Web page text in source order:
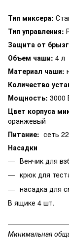
Тип миксера:
Тип управления:
Защита от
Объем чаши: 4 л
Материал чаши:
Количество
Мощность: 3000
Цвет корпуса
оранжевый
Питание: сеть
Насадки
Венчик для
крюк для
насадка для
В ящике 4 шт.
Минимальная